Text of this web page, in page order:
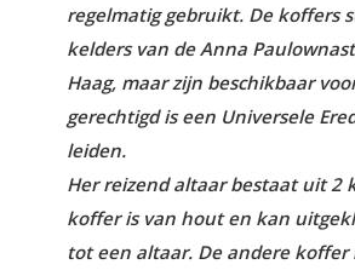
regelmatig gebruikt. De koffers
kelders van de Anna
Haag, maar zijn beschikbaar
gerechtigd is een Universele
leiden.
Her reizend altaar bestaat uit 2
koffer is van hout en kan
tot een altaar. De andere koffer